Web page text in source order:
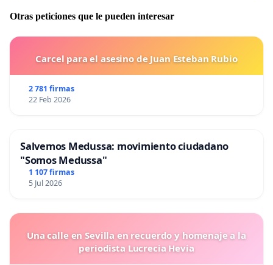
Otras peticiones que le pueden interesar
Carcel para el asesino de Juan Esteban Rubio
2 781 firmas
22 Feb 2026
Salvemos Medussa: movimiento ciudadano
"Somos Medussa"
1 107 firmas
5 Jul 2026
Una calle en Sevilla en recuerdo y homenaje a la
periodista Lucrecia Hevia